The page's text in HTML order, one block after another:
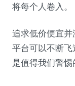
将每个人卷入。
追求低价便宜
平台可以不断
是值得我们警惕